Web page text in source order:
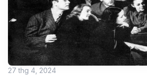
27 thg 4, 2024